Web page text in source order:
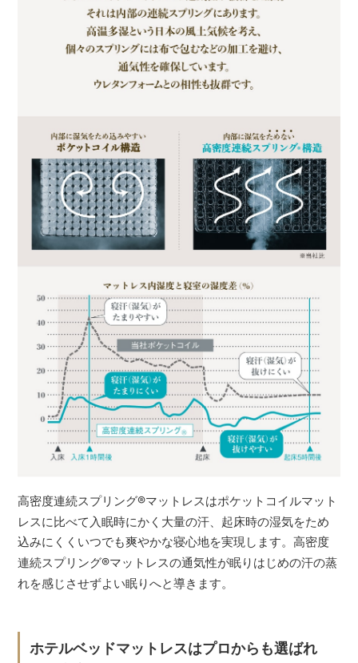
高密度連続スプリング®マットレスはポケットコイルマット
レスに比べて入眠時にかく大量の汗、起床時の湿気をため
込みにくくいつでも爽やかな寝心地を実現します。高密度
連続スプリング®マットレスの通気性が眠りはじめの汗の蒸
れを感じさせずよい眠りへと導きます。
ホテルベッドマットレスはプロからも選ばれ